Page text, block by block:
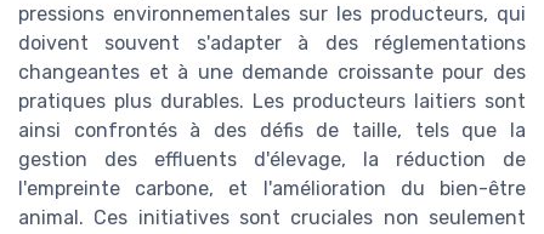
pressions environnementales sur les producteurs, qui
doivent souvent s'adapter à des réglementations
changeantes et à une demande croissante pour des
pratiques plus durables. Les producteurs laitiers sont
ainsi confrontés à des défis de taille, tels que la
gestion des effluents d'élevage, la réduction de
l'empreinte carbone, et l'amélioration du bien-être
animal. Ces initiatives sont cruciales non seulement